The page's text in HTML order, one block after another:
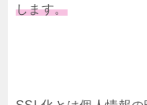
します。